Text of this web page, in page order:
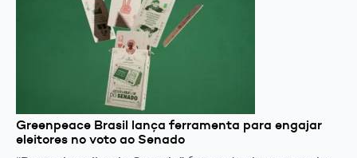
Greenpeace Brasil lança ferramenta para engajar
eleitores no voto ao Senado